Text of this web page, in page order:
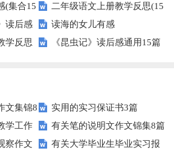
(集合15
二年级语文上册教学反思(15
篇)
读后感
读海的女儿有感
学反思
《昆虫记》读后感通用15篇
文集锦8
实用的实习保证书3篇
学工作
有关笔的说明文作文锦集8篇
察作文
有关大学毕业生毕业实习报